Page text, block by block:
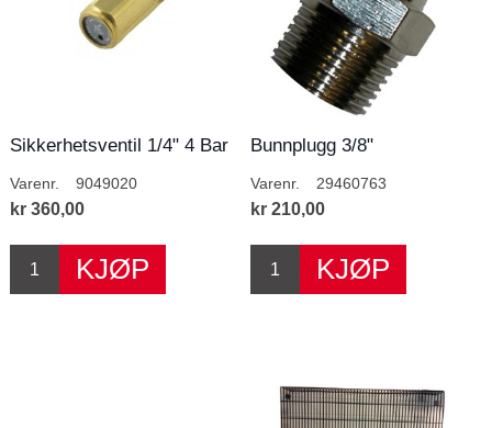
Sikkerhetsventil 1/4" 4 Bar
Varenr. 9049020
kr 360,00
Bunnplugg 3/8"
Varenr. 29460763
kr 210,00